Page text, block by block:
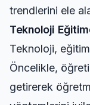
trendlerini ele
Teknoloji
Teknoloji,
Öncelikle,
getirerek